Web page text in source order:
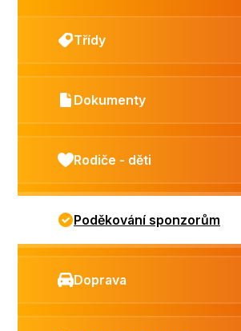
Třídy
Dokumenty
Rodiče - děti
Poděkování sponzorům
Doprava